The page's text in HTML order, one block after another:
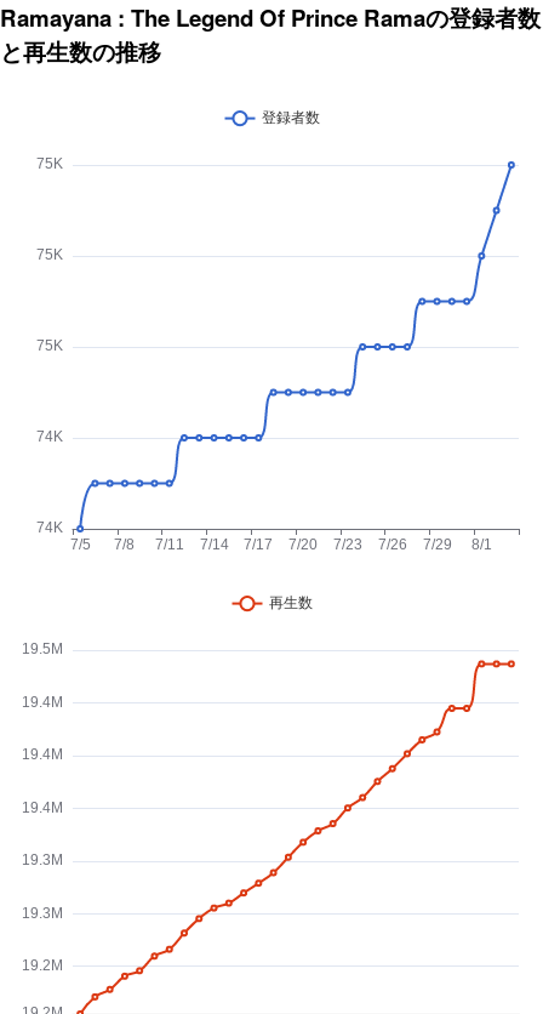
Ramayana : The Legend Of Prince Ramaの登録者数
と再生数の推移